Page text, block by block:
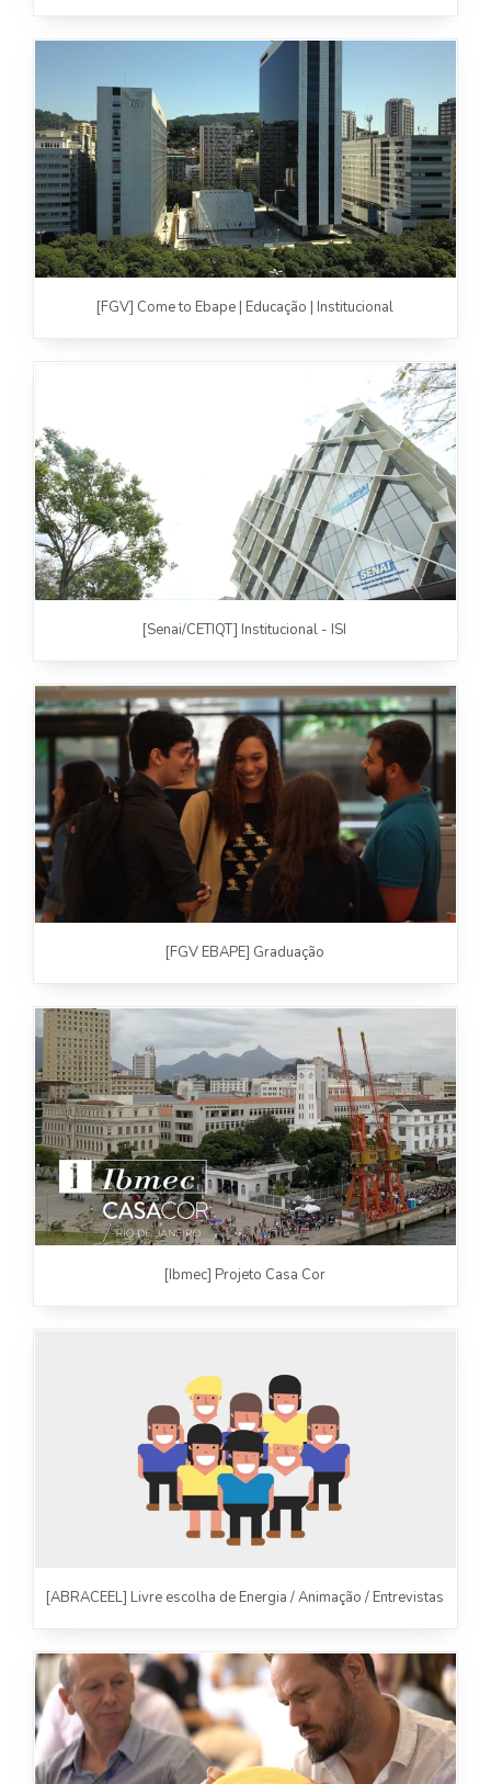
PRODUTO/SERVIÇO
GASTRONOMIA
CORPORATIVO
ESTÚDIO
FOTO/VÍDEO
[FGV] Come to Ebape | Educação | Institucional
[Senai/CETIQT] Institucional - ISI
[FGV EBAPE] Graduação
[Ibmec] Projeto Casa Cor
[ABRACEEL] Livre escolha de Energia / Animação / Entrevistas